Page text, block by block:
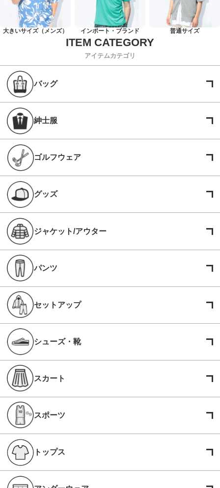
大きいサイズ（メンズ） インポート・ブランド 普通サイズ
アイテムカテゴリ
バッグ
紳士服
ゴルフウェア
グッズ
ジャケット/アウター
パンツ
セットアップ
シューズ・靴
スカート
スポーツ
トップス